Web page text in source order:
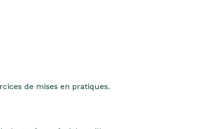
de mises en pratiques.